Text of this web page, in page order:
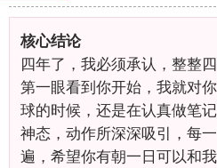
核心结论
四年了，我必须承认，整整
第一眼看到你开始，我就对
球的时候，还是在认真做笔
神态，动作所深深吸引，每
遍，希望你有朝一日可以和我